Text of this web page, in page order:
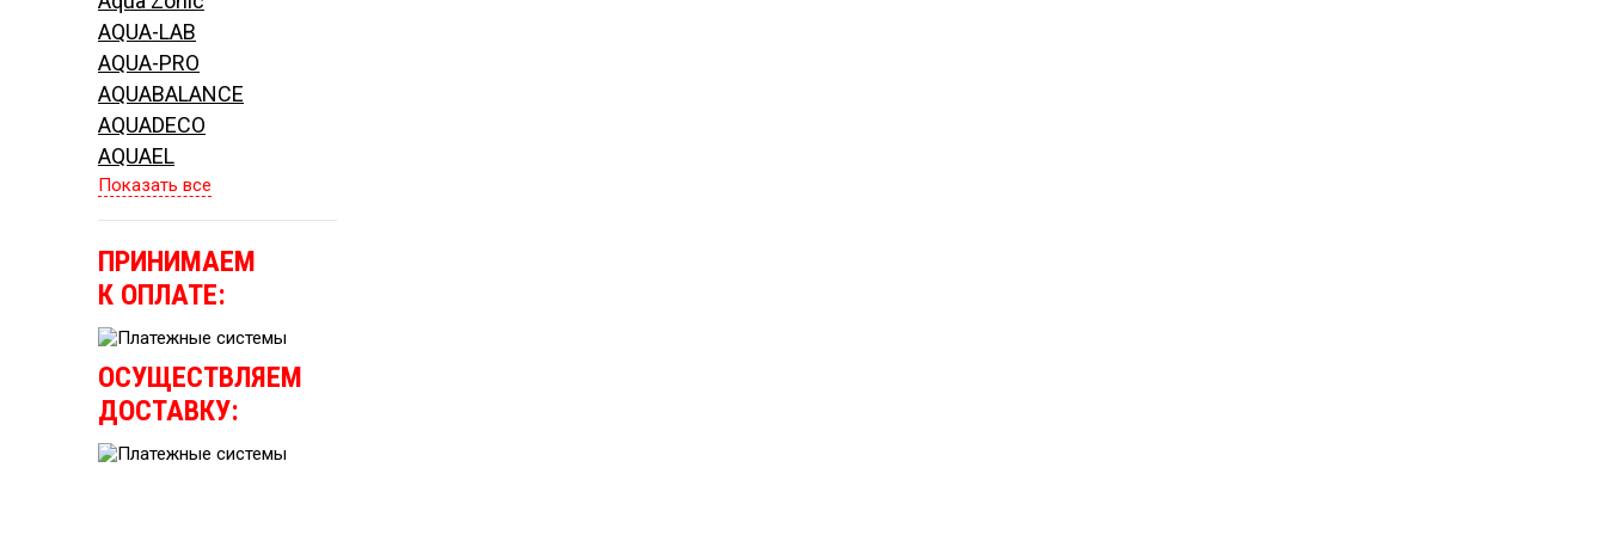
AQUA-LAB
AQUA-PRO
AQUABALANCE
AQUADECO
AQUAEL
Показать все
ПРИНИМАЕМ
К ОПЛАТЕ:
ОСУЩЕСТВЛЯЕМ
ДОСТАВКУ: